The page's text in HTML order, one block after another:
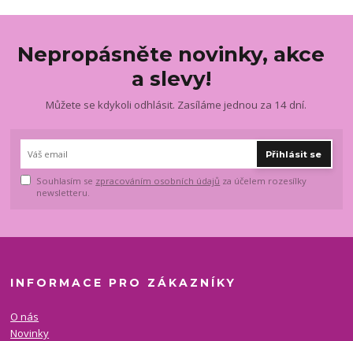
Nepropásněte novinky, akce
a slevy!
Můžete se kdykoli odhlásit. Zasíláme jednou za 14 dní.
Přihlásit se
Souhlasím se zpracováním osobních údajů za účelem rozesílky
newsletteru.
INFORMACE PRO ZÁKAZNÍKY
O nás
Novinky